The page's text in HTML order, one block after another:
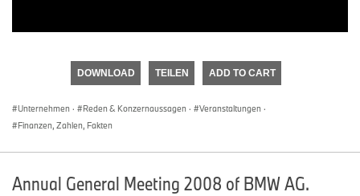
DOWNLOAD TEILEN ADD TO CART
Unternehmen · Reden & Konzernaussagen · Veranstaltungen ·
Finanzen, Zahlen, Fakten
Annual General Meeting 2008 of BMW AG.